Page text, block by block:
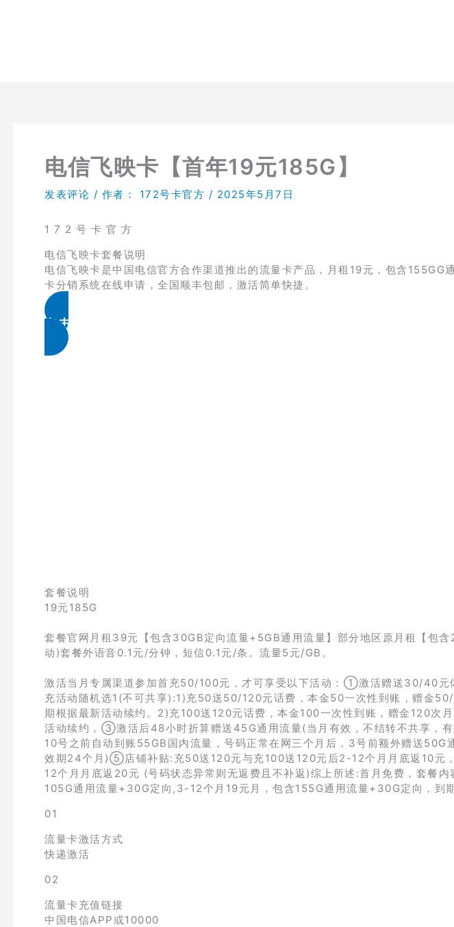
电信飞映卡【首年19元185G】
发表评论 / 作者： 172号卡官方 / 2025年5月7日
1 7 2 号 卡 官 方
电信飞映卡套餐说明
电信飞映卡是中国电信官方合作渠道推出的流量卡产品，月租19元，包含155GG
卡分销系统在线申请，全国顺丰包邮，激活简单快捷。
点击免费领取
套餐说明
19元185G
套餐官网月租39元【包含30GB定向流量+5GB通用流量】部分地区原月租【包
动)套餐外语音0.1元/分钟，短信0.1元/条。流量5元/GB。
激活当月专属渠道参加首充50/100元，才可享受以下活动：①激活赠送30/40
充活动随机选1(不可共享):1)充50送50/120元话费，本金50一次性到账，赠金
期根据最新活动续约。2)充100送120元话费，本金100一次性到账，赠金120次
活动续约，③激活后48小时折算赠送45G通用流量(当月有效，不结转不共享，
10号之前自动到账55GB国内流量，号码正常在网三个月后，3号前额外赠送50G
效期24个月)⑤店铺补贴:充50送120元与充100送120元后2-12个月月底返10元
12个月月底返20元 (号码状态异常则无返费且不补返)综上所述:首月免费，套餐
105G通用流量+30G定向,3-12个月19元月，包含155G通用流量+30G定向，到
01
流量卡激活方式
快递激活
02
流量卡充值链接
中国电信APP或10000